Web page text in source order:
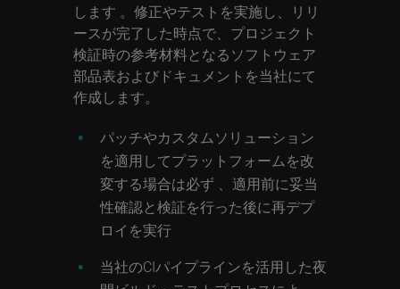
します 。修正やテストを実施し、リリ
ースが完了した時点で、プロジェクト
検証時の参考材料となるソフトウェア
部品表およびドキュメントを当社にて
作成します。
パッチやカスタムソリューション
を適用してプラットフォームを改
変する場合は必ず 、適用前に妥当
性確認と検証を行った後に再デプ
ロイを実行
当社のCIパイプラインを活用した夜